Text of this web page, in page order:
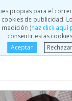
propias para el
de publicidad.
medición (haz click aquí
consentir estas
Aceptar
Rechazar